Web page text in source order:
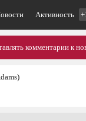
Активность
комментарии к